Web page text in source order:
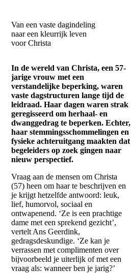
Van een vaste dagindeling
naar een kleurrijk leven
voor Christa
In de wereld van Christa, een 57-
jarige vrouw met een
verstandelijke beperking, waren
vaste dagstructuren lange tijd de
leidraad. Haar dagen waren strak
geregisseerd om herhaal- en
dwanggedrag te beperken. Echter,
haar stemmingsschommelingen en
fysieke achteruitgang maakten dat
begeleiders op zoek gingen naar
nieuw perspectief.
Vraag aan de mensen om Christa
(57) heen om haar te beschrijven en
je krijgt hetzelfde antwoord: leuk,
lief, humorvol, sociaal en
ontwapenend. ‘Ze is een prachtige
dame met een sprekend gezicht’,
vertelt Ans Geerdink,
gedragsdeskundige. ‘Ze kan je
verrassen met complimenten over
bijvoorbeeld je uiterlijk of met een
vraag als: wanneer ben je jarig?’